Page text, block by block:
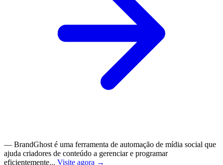
— BrandGhost é uma ferramenta de automação de mídia social que
ajuda criadores de conteúdo a gerenciar e programar
eficientemente... Visite agora →